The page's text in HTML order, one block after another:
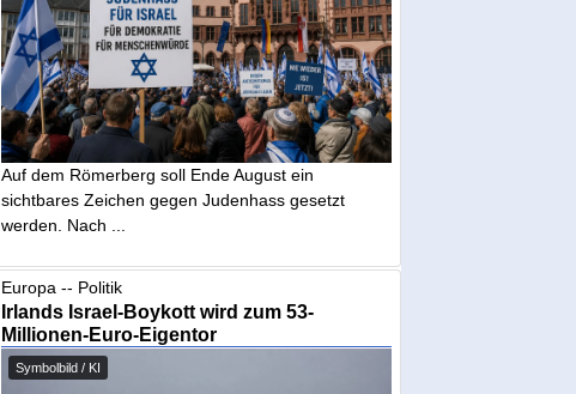
Auf dem Römerberg soll Ende August ein
sichtbares Zeichen gegen Judenhass gesetzt
werden. Nach ...
Europa -- Politik
Irlands Israel-Boykott wird zum 53-
Millionen-Euro-Eigentor
Symbolbild / KI